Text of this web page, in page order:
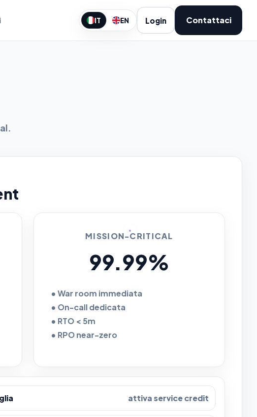
IT EN Login Contattaci
MISSION-CRITICAL
99.99%
• War room immediata
• On-call dedicata
• RTO < 5m
• RPO near-zero
attiva service credit